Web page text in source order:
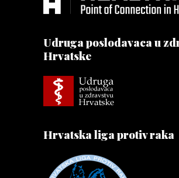
Udruga poslodavaca u
Hrvatske
Hrvatska liga protiv raka